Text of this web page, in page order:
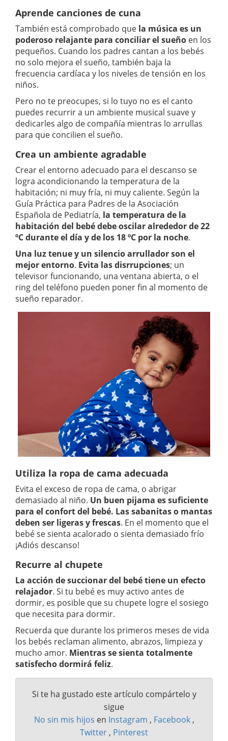
Aprende canciones de cuna
También está comprobado que la música es un
poderoso relajante para conciliar el sueño en los
pequeños. Cuando los padres cantan a los bebés
no solo mejora el sueño, también baja la
frecuencia cardíaca y los niveles de tensión en los
niños.
Pero no te preocupes, si lo tuyo no es el canto
puedes recurrir a un ambiente musical suave y
dedicarles algo de compañía mientras lo arrullas
para que concilien el sueño.
Crea un ambiente agradable
Crear el entorno adecuado para el descanso se
logra acondicionando la temperatura de la
habitación; ni muy fría, ni muy caliente. Según la
Guía Práctica para Padres de la Asociación
Española de Pediatría, la temperatura de la
habitación del bebé debe oscilar alrededor de 22
ºC durante el día y de los 18 ºC por la noche.
Una luz tenue y un silencio arrullador son el
mejor entorno. Evita las disrrupciones; un
televisor funcionando, una ventana abierta, o el
ring del teléfono pueden poner fin al momento de
sueño reparador.
Utiliza la ropa de cama adecuada
Evita el exceso de ropa de cama, o abrigar
demasiado al niño. Un buen pijama es suficiente
para el confort del bebé. Las sabanitas o mantas
deben ser ligeras y frescas. En el momento que el
bebé se sienta acalorado o sienta demasiado frío
¡Adiós descanso!
Recurre al chupete
La acción de succionar del bebé tiene un efecto
relajador. Si tu bebé es muy activo antes de
dormir, es posible que su chupete logre el sosiego
que necesita para dormir.
Recuerda que durante los primeros meses de vida
los bebés reclaman alimento, abrazos, limpieza y
mucho amor. Mientras se sienta totalmente
satisfecho dormirá feliz.
Si te ha gustado este artículo compártelo y
sigue
No sin mis hijos en Instagram , Facebook ,
Twitter , Pinterest